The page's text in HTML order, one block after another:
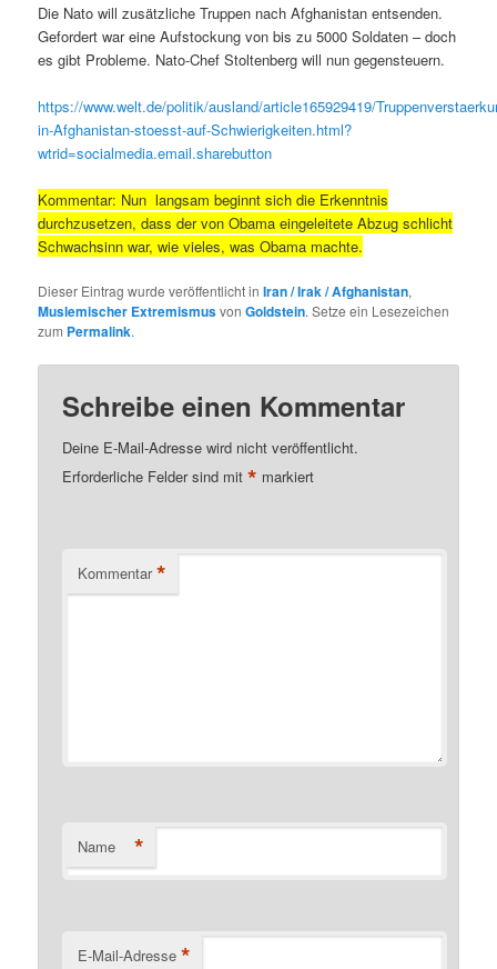
Die Nato will zusätzliche Truppen nach Afghanistan entsenden.
Gefordert war eine Aufstockung von bis zu 5000 Soldaten – doch
es gibt Probleme. Nato-Chef Stoltenberg will nun gegensteuern.
https://www.welt.de/politik/ausland/article165929419/
in-Afghanistan-stoesst-auf-Schwierigkeiten.html?
wtrid=socialmedia.email.sharebutton
Kommentar: Nun langsam beginnt sich die Erkenntnis
durchzusetzen, dass der von Obama eingeleitete Abzug schlicht
Schwachsinn war, wie vieles, was Obama machte.
Dieser Eintrag wurde veröffentlicht inIran / Irak / Afghanistan,
Muslemischer ExtremismusvonGoldstein. Setze ein Lesezeichen
zum Permalink.
Schreibe einen Kommentar
Deine E-Mail-Adresse wird nicht veröffentlicht.
Erforderliche Felder sind mit* markiert
Kommentar *
Name *
E-Mail-Adresse *